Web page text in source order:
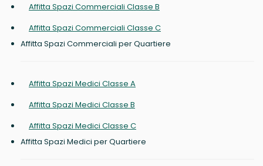
Affitta Spazi Commerciali Classe B
Affitta Spazi Commerciali Classe C
Affitta Spazi Commerciali per Quartiere
Affitta Spazi Medici Classe A
Affitta Spazi Medici Classe B
Affitta Spazi Medici Classe C
Affitta Spazi Medici per Quartiere